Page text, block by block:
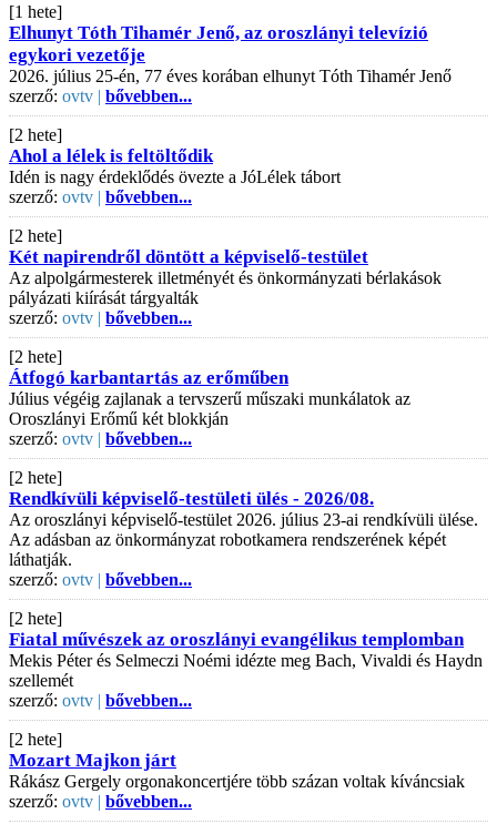
[1 hete]
Elhunyt Tóth Tihamér Jenő, az oroszlányi televízió
egykori vezetője
2026. július 25-én, 77 éves korában elhunyt Tóth Tihamér Jenő
szerző: ovtv | bővebben...
[2 hete]
Ahol a lélek is feltöltődik
Idén is nagy érdeklődés övezte a JóLélek tábort
szerző: ovtv | bővebben...
[2 hete]
Két napirendről döntött a képviselő-testület
Az alpolgármesterek illetményét és önkormányzati bérlakások
pályázati kiírását tárgyalták
szerző: ovtv | bővebben...
[2 hete]
Átfogó karbantartás az erőműben
Július végéig zajlanak a tervszerű műszaki munkálatok az
Oroszlányi Erőmű két blokkján
szerző: ovtv | bővebben...
[2 hete]
Rendkívüli képviselő-testületi ülés - 2026/08.
Az oroszlányi képviselő-testület 2026. július 23-ai rendkívüli ülése.
Az adásban az önkormányzat robotkamera rendszerének képét
láthatják.
szerző: ovtv | bővebben...
[2 hete]
Fiatal művészek az oroszlányi evangélikus templomban
Mekis Péter és Selmeczi Noémi idézte meg Bach, Vivaldi és Haydn
szellemét
szerző: ovtv | bővebben...
[2 hete]
Mozart Majkon járt
Rákász Gergely orgonakoncertjére több százan voltak kíváncsiak
szerző: ovtv | bővebben...